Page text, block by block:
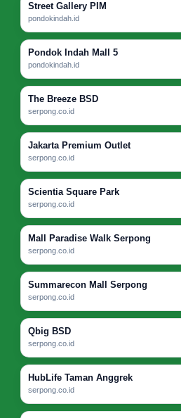
Street Gallery PIM
pondokindah.id
Pondok Indah Mall 5
pondokindah.id
The Breeze BSD
serpong.co.id
Jakarta Premium Outlet
serpong.co.id
Scientia Square Park
serpong.co.id
Mall Paradise Walk Serpong
serpong.co.id
Summarecon Mall Serpong
serpong.co.id
Qbig BSD
serpong.co.id
HubLife Taman Anggrek
serpong.co.id